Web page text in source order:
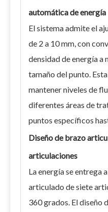
automática de energía
El sistema admite el
de 2 a 10 mm, con
densidad de energía a
tamaño del punto.
mantener niveles de
diferentes áreas de
puntos específicos
Diseño de brazo
articulaciones
La energía se entrega
articulado de siete
360 ​​grados. El diseño